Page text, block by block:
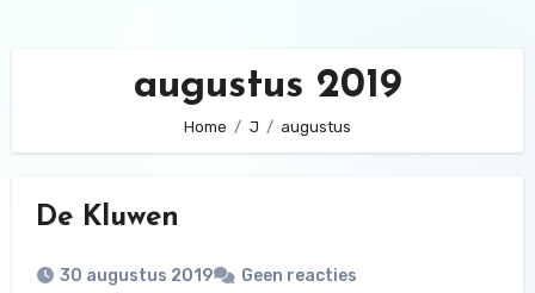
augustus 2019
Home J augustus
De Kluwen
30 augustus 2019 Geen reacties